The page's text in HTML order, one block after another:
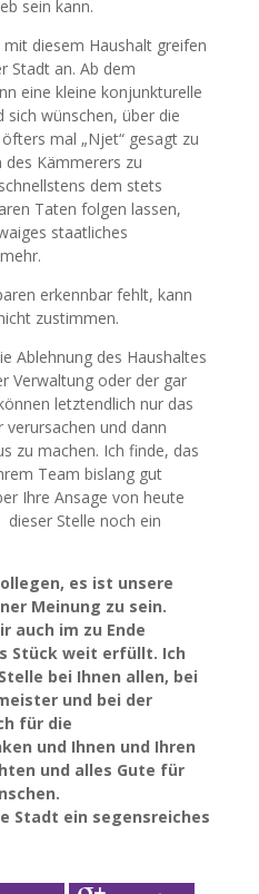
sein kann.
diesem Haushalt greifen
Stadt an. Ab dem
eine kleine konjunkturelle
sich wünschen, über die
mal „Njet“ gesagt zu
Kämmerers zu
dem stets
Taten folgen lassen,
staatliches
erkennbar fehlt, kann
zustimmen.
Ablehnung des Haushaltes
Verwaltung oder der gar
letztendlich nur das
verursachen und dann
zu machen. Ich finde, das
Team bislang gut
Ihre Ansage von heute
Stelle noch ein
es ist unsere
Meinung zu sein.
auch im zu Ende
Stück weit erfüllt. Ich
bei Ihnen allen, bei
und bei der
für die
und Ihnen und Ihren
und alles Gute für
Stadt ein segensreiches